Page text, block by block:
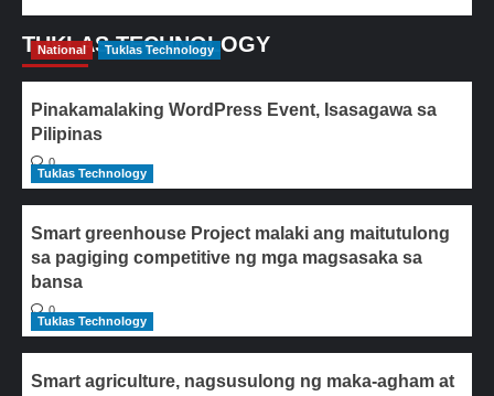
TUKLAS TECHNOLOGY
National Tuklas Technology
Pinakamalaking WordPress Event, Isasagawa sa
Pilipinas
0
Tuklas Technology
Smart greenhouse Project malaki ang maitutulong
sa pagiging competitive ng mga magsasaka sa
bansa
0
Tuklas Technology
Smart agriculture, nagsusulong ng maka-agham at